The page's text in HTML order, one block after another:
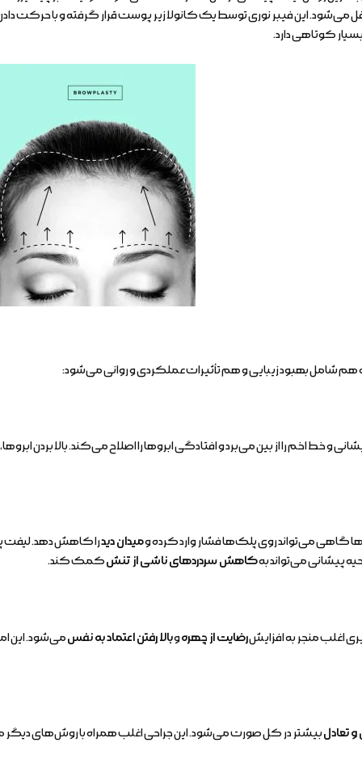
کوتاهی دارد.
هم شامل بهبود زیبایی و هم تأثیرات عملکردی و روانی می‌شود:
و خط اخم را از بین می‌برد و افتادگی ابروها را اصلاح می‌کند. بالا بردن
گاهی می‌تواند روی پلک‌ها فشار وارد کرده ومیدان دیدرا کاهش دهد. لیفت
پیشانی می‌تواند بهکاهش سردردهای ناشی از تنشکمک کند.
اغلب منجر به افزایشرضایت از چهرهوبالا رفتن اعتماد به نفسمی‌شود. این
تعادلبیشتر در کل صورت می‌شود. این جراحی اغلب همراه با روش‌های دیگر